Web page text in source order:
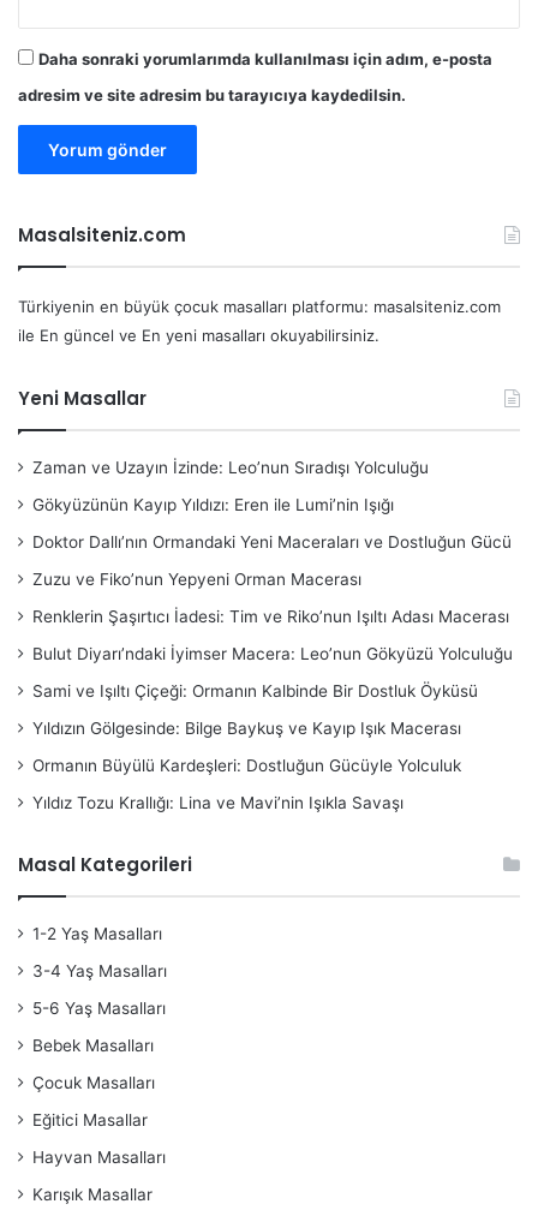
Daha sonraki yorumlarımda kullanılması için adım, e-posta
adresim ve site adresim bu tarayıcıya kaydedilsin.
Masalsiteniz.com
Türkiyenin en büyük çocuk masalları platformu: masalsiteniz.com
ile En güncel ve En yeni masalları okuyabilirsiniz.
Yeni Masallar
Zaman ve Uzayın İzinde: Leo’nun Sıradışı Yolculuğu
Gökyüzünün Kayıp Yıldızı: Eren ile Lumi’nin Işığı
Doktor Dallı’nın Ormandaki Yeni Maceraları ve Dostluğun Gücü
Zuzu ve Fiko’nun Yepyeni Orman Macerası
Renklerin Şaşırtıcı İadesi: Tim ve Riko’nun Işıltı Adası Macerası
Bulut Diyarı’ndaki İyimser Macera: Leo’nun Gökyüzü Yolculuğu
Sami ve Işıltı Çiçeği: Ormanın Kalbinde Bir Dostluk Öyküsü
Yıldızın Gölgesinde: Bilge Baykuş ve Kayıp Işık Macerası
Ormanın Büyülü Kardeşleri: Dostluğun Gücüyle Yolculuk
Yıldız Tozu Krallığı: Lina ve Mavi’nin Işıkla Savaşı
Masal Kategorileri
1-2 Yaş Masalları
3-4 Yaş Masalları
5-6 Yaş Masalları
Bebek Masalları
Çocuk Masalları
Eğitici Masallar
Hayvan Masalları
Karışık Masallar